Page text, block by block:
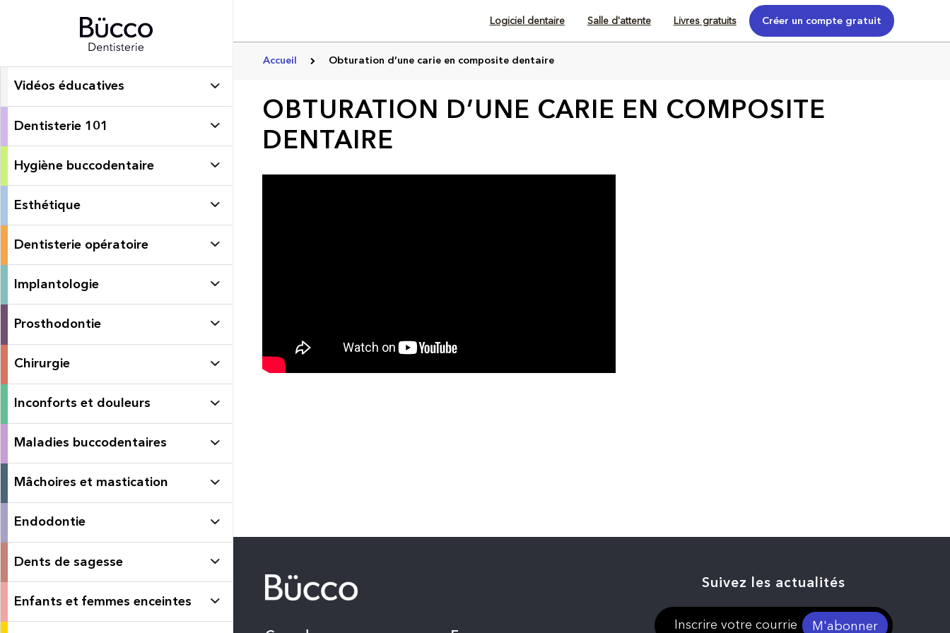
Logiciel dentaire Salle d'attente Livres gratuits Créer un compte gratuit
Vidéos éducatives
Dentisterie 101
Hygiène buccodentaire
Esthétique
Dentisterie opératoire
Implantologie
Prosthodontie
Chirurgie
Inconforts et douleurs
Maladies buccodentaires
Mâchoires et mastication
Endodontie
Dents de sagesse
Enfants et femmes enceintes
Accueil Obturation d’une carie en composite dentaire
OBTURATION D’UNE CARIE EN COMPOSITE
DENTAIRE
Suivez les actualités
M'abonner